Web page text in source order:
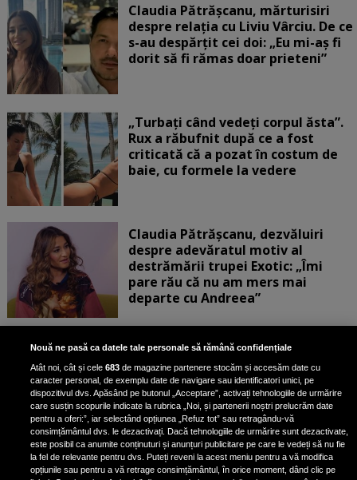
Claudia Pătrășcanu, mărturisiri
despre relația cu Liviu Vârciu. De ce
s-au despărțit cei doi: „Eu mi-aș fi
dorit să fi rămas doar prieteni”
„Turbați când vedeți corpul ăsta”.
Rux a răbufnit după ce a fost
criticată că a pozat în costum de
baie, cu formele la vedere
Claudia Pătrășcanu, dezvăluiri
despre adevăratul motiv al
destrămării trupei Exotic: „Îmi
pare rău că nu am mers mai
departe cu Andreea”
Scene incredibile! Ilinca Vandici a
pus mâna pe aparatul de
fotografiat al unui paparazzo și i l-
a aruncat la gunoi: „S-a dus la
poliție. Nu mai aveam aer”
Oana Moșneagu, mărturisiri
despre începutul relației cu Vlad
Nouă ne pasă ca datele tale personale să rămână confidențiale
Atât noi, cât și cele683 de magazine partenere stocăm și accesăm date cu
caracter personal, de exemplu date de navigare sau identificatori unici, pe
dispozitivul dvs. Apăsând pe butonul „Acceptare”, activați tehnologiile de urmărire
care susțin scopurile indicate la rubrica „Noi, și partenerii noștri prelucrăm date
pentru a oferi:”, iar selectând opțiunea „Refuz tot” sau retragându-vă
consimțământul dvs. le dezactivați. Dacă tehnologiile de urmărire sunt dezactivate,
este posibil ca anumite conținuturi și anunțuri publicitare pe care le vedeți să nu fie
la fel de relevante pentru dvs. Puteți reveni la acest meniu pentru a vă modifica
opțiunile sau pentru a vă retrage consimțământul, în orice moment, dând clic pe